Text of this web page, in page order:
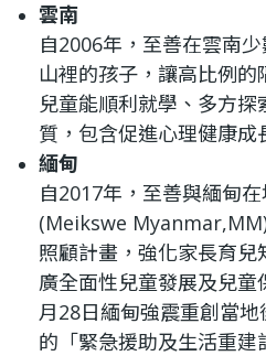
雲南
自2006年，至善在雲南
山裡的孩子，讓高比例
兒童能順利就學、多方
質，包含促進心理健康成
緬甸
自2017年，至善與緬甸
(Meikswe
照顧計畫，強化家長育
廣全面性兒童發展及兒
月28日緬甸強震重創當
的「緊急援助及生活重建